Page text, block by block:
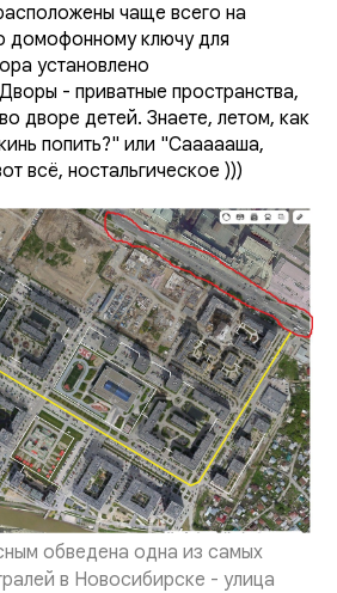
чаще всего на
домофонному ключу для
установлено
- приватные пространства,
дворе детей. Знаете, летом, как
попить?" или "Саааааша,
всё, ностальгическое )))
обведена одна из самых
в Новосибирске - улица